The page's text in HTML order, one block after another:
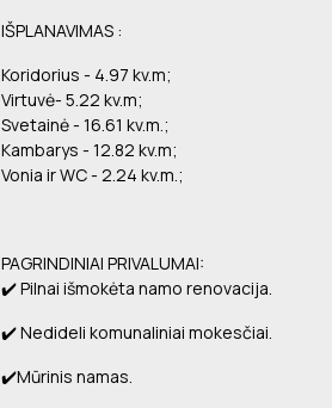
IŠPLANAVIMAS :
Koridorius - 4.97 kv.m;
Virtuvė- 5.22 kv.m;
Svetainė - 16.61 kv.m.;
Kambarys - 12.82 kv.m;
Vonia ir WC - 2.24 kv.m.;
PAGRINDINIAI PRIVALUMAI:
✔️ Pilnai išmokėta namo renovacija.
✔️ Nedideli komunaliniai mokesčiai.
✔️Mūrinis namas.